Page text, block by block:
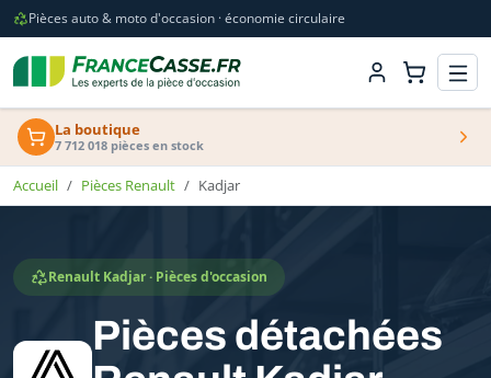
Pièces auto & moto d'occasion · économie circulaire
La boutique
7 712 018 pièces en stock
Accueil Pièces Renault Kadjar
Renault Kadjar · Pièces d'occasion
Pièces détachées